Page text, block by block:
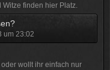
finden hier Platz.
um 23:02
wollt ihr einfach nur